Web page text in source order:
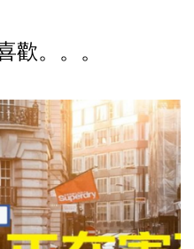
歡。。。